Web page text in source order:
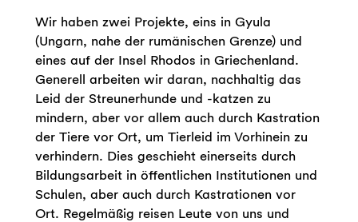
Wir haben zwei Projekte, eins in Gyula
(Ungarn, nahe der rumänischen Grenze) und
eines auf der Insel Rhodos in Griechenland.
Generell arbeiten wir daran, nachhaltig das
Leid der Streunerhunde und -katzen zu
mindern, aber vor allem auch durch Kastration
der Tiere vor Ort, um Tierleid im Vorhinein zu
verhindern. Dies geschieht einerseits durch
Bildungsarbeit in öffentlichen Institutionen und
Schulen, aber auch durch Kastrationen vor
Ort. Regelmäßig reisen Leute von uns und